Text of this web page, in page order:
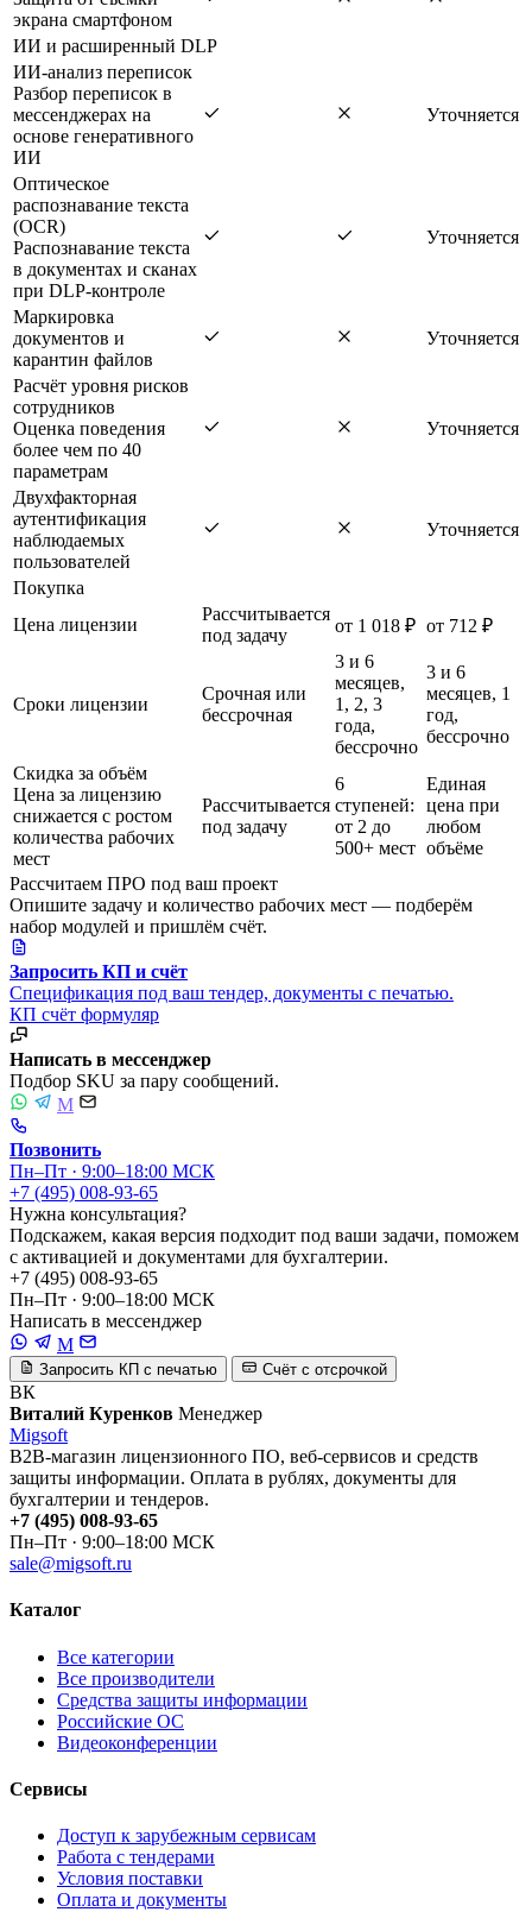
экрана смартфоном
ИИ и расширенный DLP
ИИ-анализ переписок
Разбор переписок в
мессенджерах на
основе генеративного
ИИ
Уточняется
Оптическое
распознавание текста
(OCR)
Распознавание текста
в документах и сканах
при DLP-контроле
Уточняется
Маркировка
документов и
карантин файлов
Уточняется
Расчёт уровня рисков
сотрудников
Оценка поведения
более чем по 40
параметрам
Уточняется
Двухфакторная
аутентификация
наблюдаемых
пользователей
Уточняется
Покупка
Цена лицензии
Рассчитывается
под задачу
от 1 018 ₽ от 712 ₽
Сроки лицензии
Срочная или
бессрочная
3 и 6
месяцев,
1, 2, 3
года,
бессрочно
3 и 6
месяцев, 1
год,
бессрочно
Скидка за объём
Цена за лицензию
снижается с ростом
количества рабочих
мест
Рассчитывается
под задачу
6
ступеней:
от 2 до
500+ мест
Единая
цена при
любом
объёме
Рассчитаем ПРО под ваш проект
Опишите задачу и количество рабочих мест — подберём
набор модулей и пришлём счёт.
Запросить КП и счёт
Спецификация под ваш тендер, документы с печатью.
КП счёт формуляр
Написать в мессенджер
Подбор SKU за пару сообщений.
M
Позвонить
Пн–Пт · 9:00–18:00 МСК
+7 (495) 008-93-65
Нужна консультация?
Подскажем, какая версия подходит под ваши задачи, поможем
с активацией и документами для бухгалтерии.
+7 (495) 008-93-65
Пн–Пт · 9:00–18:00 МСК
Написать в мессенджер
M
Запросить КП с печатью Счёт с отсрочкой
ВК
Виталий Куренков Менеджер
Migsoft
B2B-магазин лицензионного ПО, веб-сервисов и средств
защиты информации. Оплата в рублях, документы для
бухгалтерии и тендеров.
+7 (495) 008-93-65
Пн–Пт · 9:00–18:00 МСК
sale@migsoft.ru
Каталог
Все категории
Все производители
Средства защиты информации
Российские ОС
Видеоконференции
Сервисы
Доступ к зарубежным сервисам
Работа с тендерами
Условия поставки
Оплата и документы